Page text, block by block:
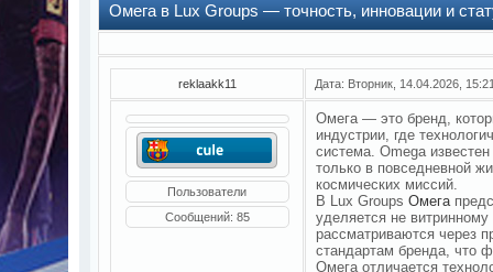
Омега в Lux Groups — точность, инновации и
reklaakk11 Дата: Вторник, 14.04.2026,
Пользователи
Сообщений: 85
Омега — это бренд,
индустрии, где
система. Omega
только в повседневной
космических миссий.
В Lux GroupsОмега
уделяется не
рассматриваются через
стандартам бренда, что
Омега отличается